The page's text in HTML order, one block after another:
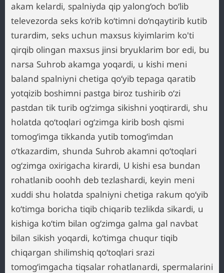
akam kelardi, spalniyda qip yalong‘och bo‘lib
televezorda seks ko‘rib ko‘timni do‘nqaytirib kutib
turardim, seks uchun maxsus kiyimlarim ko'ti
qirqib olingan maxsus jinsi bryuklarim bor edi, bu
narsa Suhrob akamga yoqardi, u kishi meni
baland spalniyni chetiga qo‘yib tepaga qaratib
yotqizib boshimni pastga biroz tushirib o‘zi
pastdan tik turib og‘zimga sikishni yoqtirardi, shu
holatda qo‘toqlari og‘zimga kirib bosh qismi
tomog‘imga tikkanda yutib tomog‘imdan
o‘tkazardim, shunda Suhrob akamni qo‘toqlari
og‘zimga oxirigacha kirardi, U kishi esa bundan
rohatlanib ooohh deb tezlashardi, keyin meni
xuddi shu holatda spalniyni chetiga rakum qo‘yib
ko‘timga boricha tiqib chiqarib tezlikda sikardi, u
kishiga ko‘tim bilan og‘zimga galma gal navbat
bilan sikish yoqardi, ko‘timga chuqur tiqib
chiqargan shilimshiq qo‘toqlari srazi
tomog‘imgacha tiqsalar rohatlanardi, spermalarini